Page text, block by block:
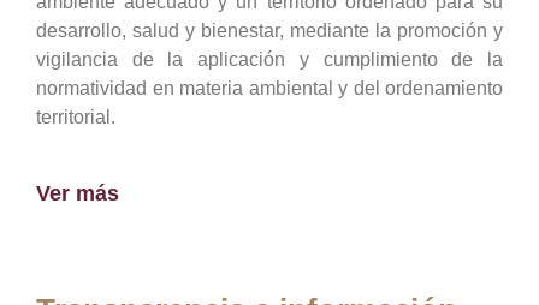
desarrollo, salud y bienestar, mediante la promoción y
vigilancia de la aplicación y cumplimiento de la
normatividad en materia ambiental y del ordenamiento
territorial.
Ver más